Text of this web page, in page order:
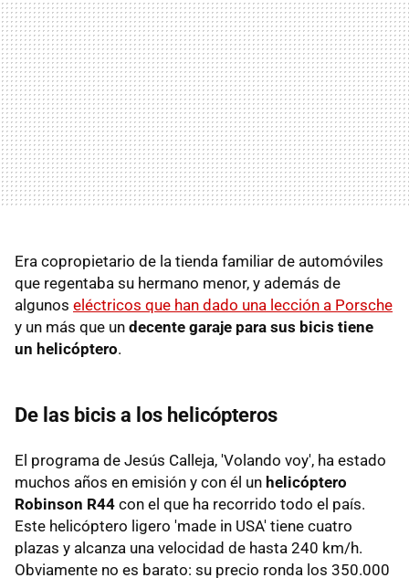
Era copropietario de la tienda familiar de automóviles
que regentaba su hermano menor, y además de
algunos eléctricos que han dado una lección a Porsche
y un más que un decente garaje para sus bicis tiene
un helicóptero.
De las bicis a los helicópteros
El programa de Jesús Calleja, 'Volando voy', ha estado
muchos años en emisión y con él un helicóptero
Robinson R44 con el que ha recorrido todo el país.
Este helicóptero ligero 'made in USA' tiene cuatro
plazas y alcanza una velocidad de hasta 240 km/h.
Obviamente no es barato: su precio ronda los 350.000